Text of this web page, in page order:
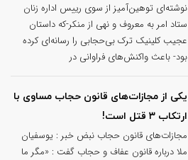
نوشته‌ای توهین‌آمیز از سوی رییس اداره زنان
ستاد امر به معروف و نهی از منکر-که داستان
عجیب کلینیک ترک بی‌حجابی را رسانه‌ای کرده
بود- باعث واکنش‌های فراوانی در
یکی از مجازات‌های قانون حجاب مساوی با
ارتکاب ۳ قتل است!
مجازات‌های قانون حجاب نبض خبر : یوسفیان
ملا درباره قانون عفاف و حجاب گفت : «مگر ما